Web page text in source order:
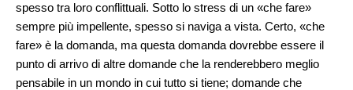
spesso tra loro conflittuali. Sotto lo stress di un «che fare»
sempre più impellente, spesso si naviga a vista. Certo, «che
fare» è la domanda, ma questa domanda dovrebbe essere il
punto di arrivo di altre domande che la renderebbero meglio
pensabile in un mondo in cui tutto si tiene; domande che